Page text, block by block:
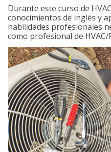
Durante este curso de
conocimientos de inglés y
habilidades profesionales
como profesional de HVAC/